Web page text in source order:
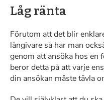
Låg ränta
Förutom att det blir
långivare så har man
genom att ansöka hos en
beror detta på att varje
din ansökan måste tävla